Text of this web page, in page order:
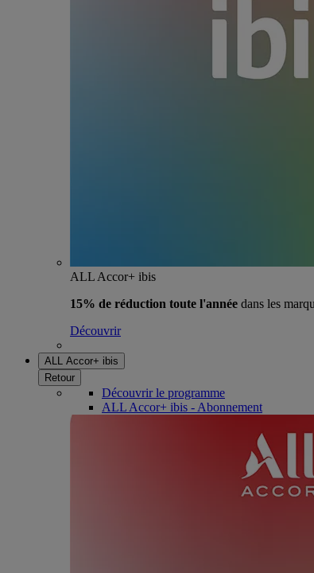
ALL Accor+ ibis
15% de réduction toute l'année dans les
Découvrir
ALL Accor+ ibis
Retour
Découvrir le programme
ALL Accor+ ibis - Abonnement